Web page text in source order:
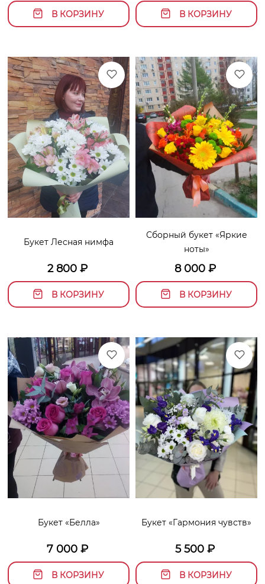
В КОРЗИНУ В КОРЗИНУ
Букет Лесная нимфа
2 800₽
В КОРЗИНУ
Сборный букет «Яркие
ноты»
8 000₽
В КОРЗИНУ
Букет «Белла»
7 000₽
В КОРЗИНУ
Букет «Гармония чувств»
5 500 ₽
В КОРЗИНУ